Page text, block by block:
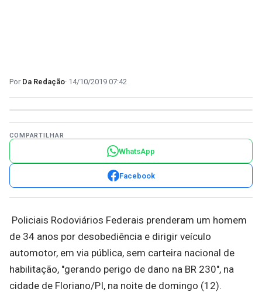
Da Redação 14/10/2019 07:42
COMPARTILHAR
WhatsApp
Facebook
Policiais Rodoviários Federais prenderam um homem
de 34 anos por desobediência e dirigir veículo
automotor, em via pública, sem carteira nacional de
habilitação, "gerando perigo de dano na BR 230", na
cidade de Floriano/PI, na noite de domingo (12).